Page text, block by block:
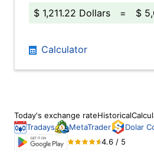
$ 1,211.22 Dollars
= $
Calculator
Today's exchange rateHistorical
Tradays
MetaTrader
Dolar
4.6 / 5